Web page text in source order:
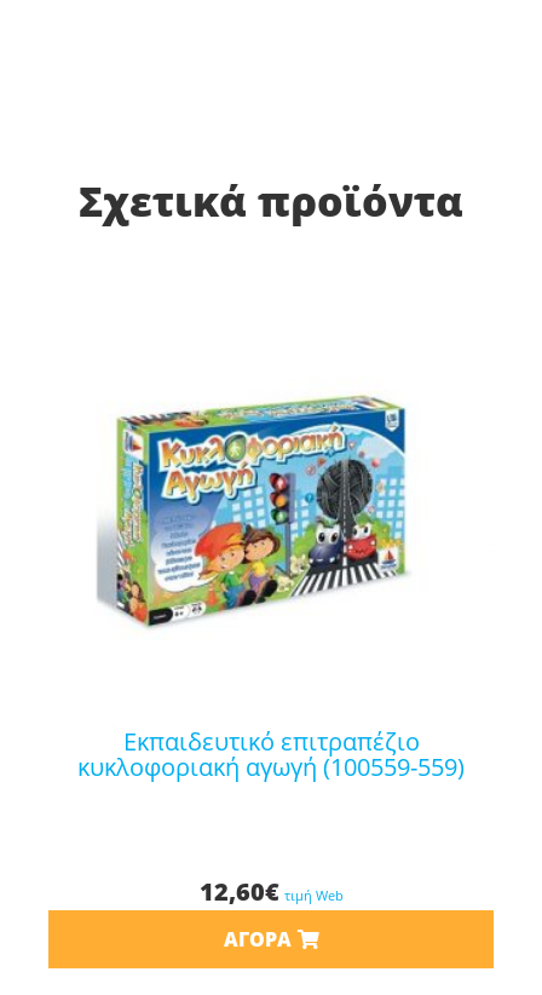
Σχετικά προϊόντα
εκπαιδευτικό επιτραπέζιο
κυκλοφοριακή αγωγή (100559-559)
12,60€ τιμή Web
ΑΓΟΡΆ